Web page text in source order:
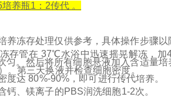
养瓶1：2传代 。
养冻存处理仅供参考，具体操作步骤
存管在 37℃水浴中迅速摇晃解冻，
匀。然后将所有细胞悬液加入含适量
。第三天换液并检查细胞密度。
度达 80%-90%，即可进行传代培养。
含钙、镁离子的PBS润洗细胞1-2次